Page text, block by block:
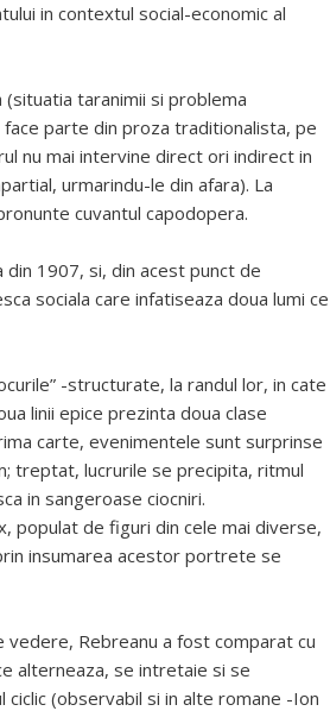
in contextul social-economic al
taranimii si problema
parte din proza traditionalista, pe
nu mai intervine direct ori indirect in
urmarindu-le din afara). La
cuvantul capodopera.
1907, si, din acest punct de
sociala care infatiseaza doua lumi ce
-structurate, la randul lor, in cate
linii epice prezinta doua clase
carte, evenimentele sunt surprinse
treptat, lucrurile se precipita, ritmul
in sangeroase ciocniri.
populat de figuri din cele mai diverse,
insumarea acestor portrete se
vedere, Rebreanu a fost comparat cu
alterneaza, se intretaie si se
(observabil si in alte romane -Ion